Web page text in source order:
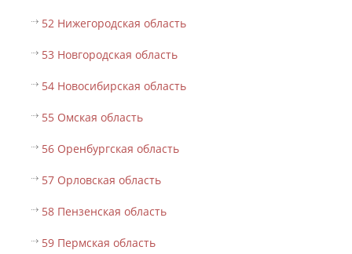
52 Нижегородская область
53 Новгородская область
54 Новосибирская область
55 Омская область
56 Оренбургская область
57 Орловская область
58 Пензенская область
59 Пермская область